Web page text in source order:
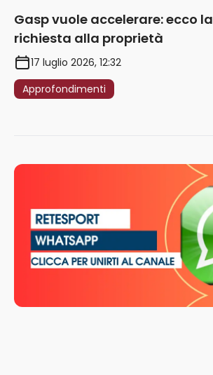
Gasp vuole accelerare: ecco la
richiesta alla proprietà
17 luglio 2026, 12:32
Approfondimenti